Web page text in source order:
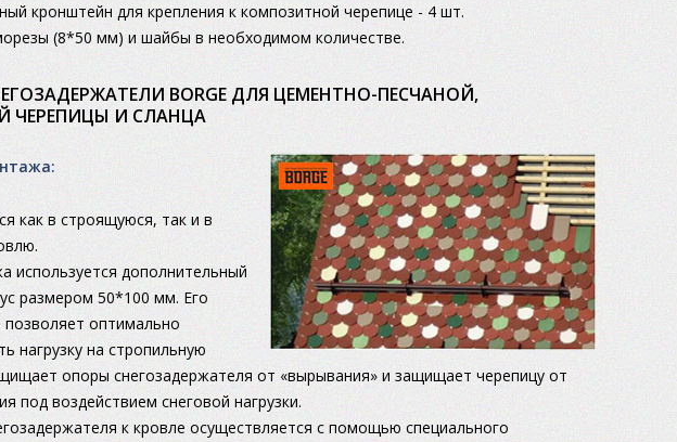
кронштейн для крепления к композитной черепице - 4 шт.
(8*50 мм) и шайбы в необходимом количестве.
BORGE ДЛЯ ЦЕМЕНТНО-ПЕСЧАНОЙ,
ЧЕРЕПИЦЫ И СЛАНЦА
как в строящуюся, так и в
используется дополнительный
размером 50*100 мм. Его
позволяет оптимально
нагрузку на стропильную
опоры снегозадержателя от «вырывания» и защищает черепицу от
под воздействием снеговой нагрузки.
к кровле осуществляется с помощью специального